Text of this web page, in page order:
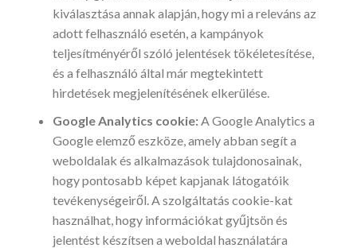
kiválasztása annak alapján, hogy mi a releváns az
adott felhasználó esetén, a kampányok
teljesítményéről szóló jelentések tökéletesítése,
és a felhasználó által már megtekintett
hirdetések megjelenítésének elkerülése.
Google Analytics cookie: A Google Analytics a
Google elemző eszköze, amely abban segít a
weboldalak és alkalmazások tulajdonosainak,
hogy pontosabb képet kapjanak látogatóik
tevékenységeiről. A szolgáltatás cookie-kat
használhat, hogy információkat gyűjtsön és
jelentést készítsen a weboldal használatára